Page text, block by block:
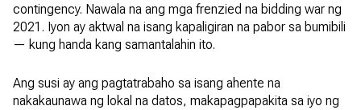
contingency. Nawala na ang mga frenzied na bidding war ng
2021. Iyon ay aktwal na isang kapaligiran na pabor sa bumibili
— kung handa kang samantalahin ito.
Ang susi ay ang pagtatrabaho sa isang ahente na
nakakaunawa ng lokal na datos, makapagpapakita sa iyo ng